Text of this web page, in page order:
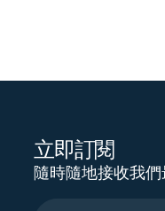
立即訂閱
隨時隨地接收我